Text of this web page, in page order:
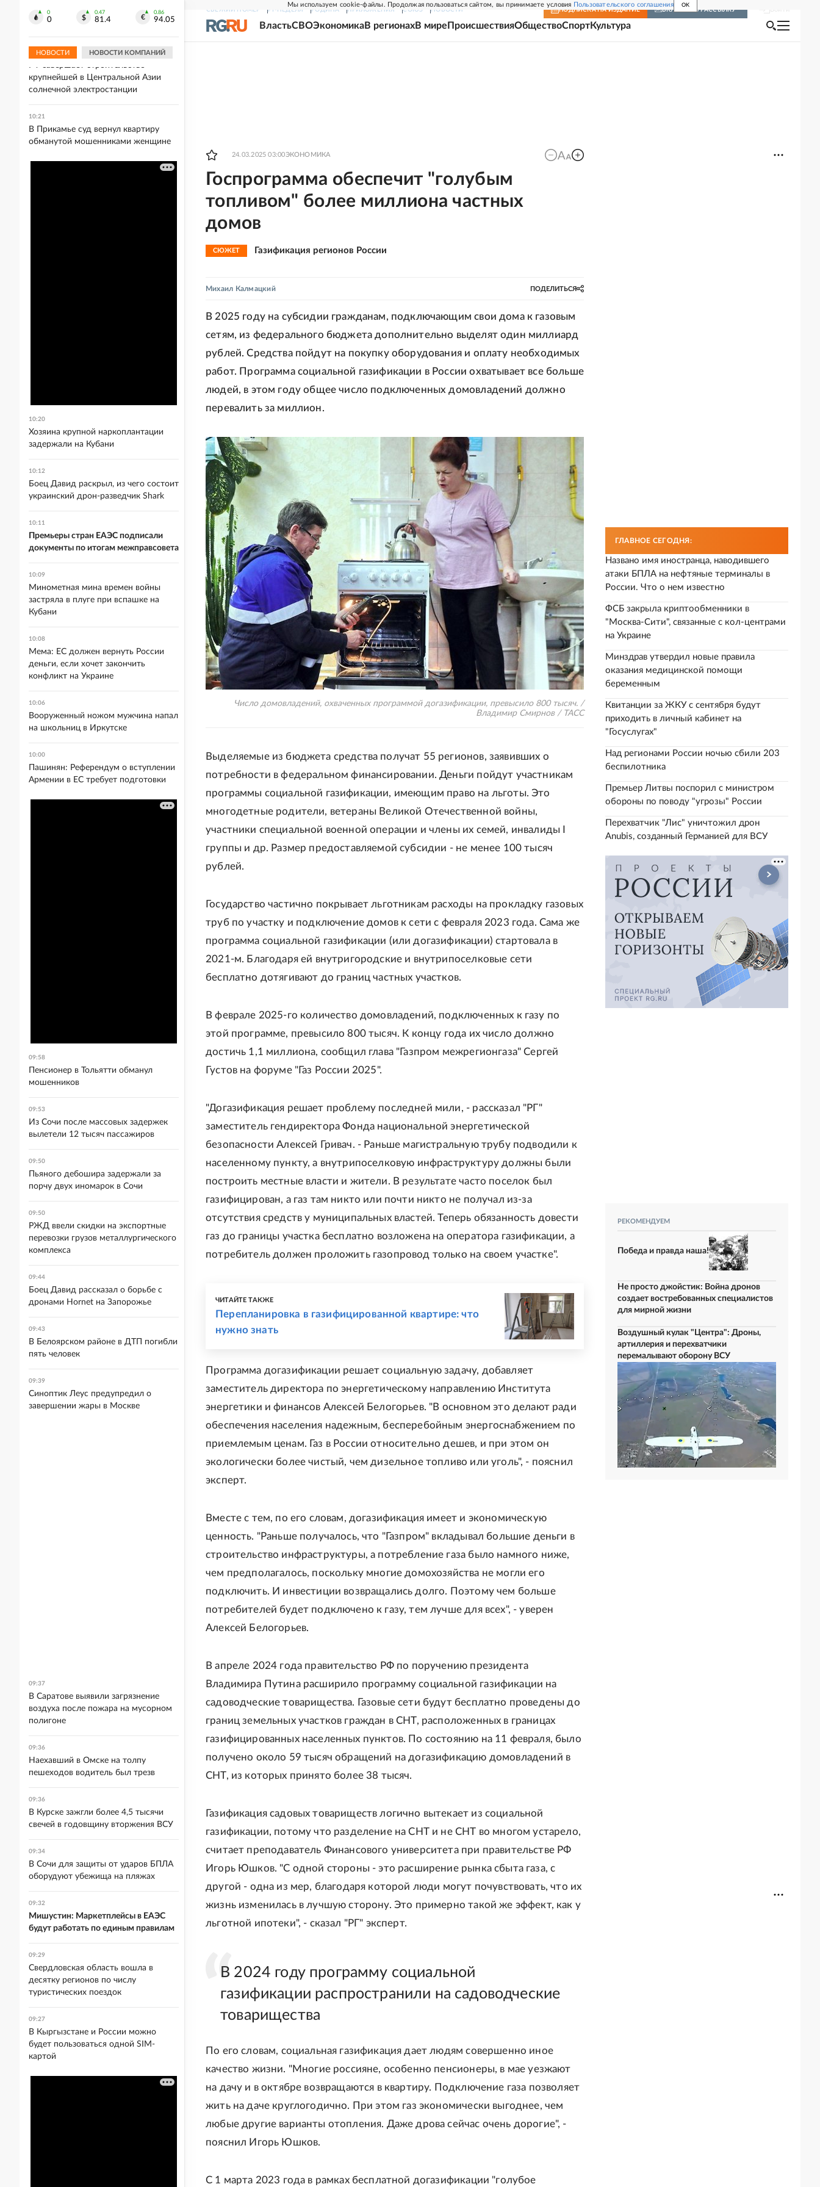
Мы используем cookie-файлы. Продолжая пользоваться сайтом, вы принимаете условия Пользовательского соглашения OK
СВЕЖИЙ НОМЕР РГ-НЕДЕЛЯ РОДИНА ПРИЛОЖЕНИЯ СОЮЗ НОВОСТИ ПОДПИСКА НА ИЗДАНИЕ ВКЛЮЧИТЬ РАССЫЛКУ
ВластьСВОЭкономикаВ регионахВ мире ПроисшествияОбществоСпортКультура
24.03.2025 03:00ЭКОНОМИКА
Госпрограмма обеспечит "голубым
топливом" более миллиона частных
домов
СЮЖЕТ Газификация регионов России
Михаил Калмацкий ПОДЕЛИТЬСЯ
В 2025 году на субсидии гражданам, подключающим свои дома к газовым
сетям, из федерального бюджета дополнительно выделят один миллиард
рублей. Средства пойдут на покупку оборудования и оплату необходимых
работ. Программа социальной газификации в России охватывает все больше
людей, в этом году общее число подключенных домовладений должно
перевалить за миллион.
Число домовладений, охваченных программой догазификации, превысило 800 тысяч. /
Владимир Смирнов / ТАСС
Выделяемые из бюджета средства получат 55 регионов, заявивших о
потребности в федеральном финансировании. Деньги пойдут участникам
программы социальной газификации, имеющим право на льготы. Это
многодетные родители, ветераны Великой Отечественной войны,
участники специальной военной операции и члены их семей, инвалиды I
группы и др. Размер предоставляемой субсидии - не менее 100 тысяч
рублей.
Государство частично покрывает льготникам расходы на прокладку газовых
труб по участку и подключение домов к сети с февраля 2023 года. Сама же
программа социальной газификации (или догазификации) стартовала в
2021-м. Благодаря ей внутригородские и внутрипоселковые сети
бесплатно дотягивают до границ частных участков.
В феврале 2025-го количество домовладений, подключенных к газу по
этой программе, превысило 800 тысяч. К концу года их число должно
достичь 1,1 миллиона, сообщил глава "Газпром межрегионгаза" Сергей
Густов на форуме "Газ России 2025".
"Догазификация решает проблему последней мили, - рассказал "РГ"
заместитель гендиректора Фонда национальной энергетической
безопасности Алексей Гривач. - Раньше магистральную трубу подводили к
населенному пункту, а внутрипоселковую инфраструктуру должны были
построить местные власти и жители. В результате часто поселок был
газифицирован, а газ там никто или почти никто не получал из-за
отсутствия средств у муниципальных властей. Теперь обязанность довести
газ до границы участка бесплатно возложена на оператора газификации, а
потребитель должен проложить газопровод только на своем участке".
ЧИТАЙТЕ ТАКЖЕ
Перепланировка в газифицированной квартире: что
нужно знать
Программа догазификации решает социальную задачу, добавляет
заместитель директора по энергетическому направлению Института
энергетики и финансов Алексей Белогорьев. "В основном это делают ради
обеспечения населения надежным, бесперебойным энергоснабжением по
приемлемым ценам. Газ в России относительно дешев, и при этом он
экологически более чистый, чем дизельное топливо или уголь", - пояснил
эксперт.
Вместе с тем, по его словам, догазификация имеет и экономическую
ценность. "Раньше получалось, что "Газпром" вкладывал большие деньги в
строительство инфраструктуры, а потребление газа было намного ниже,
чем предполагалось, поскольку многие домохозяйства не могли его
подключить. И инвестиции возвращались долго. Поэтому чем больше
потребителей будет подключено к газу, тем лучше для всех", - уверен
Алексей Белогорьев.
В апреле 2024 года правительство РФ по поручению президента
Владимира Путина расширило программу социальной газификации на
садоводческие товарищества. Газовые сети будут бесплатно проведены до
границ земельных участков граждан в СНТ, расположенных в границах
газифицированных населенных пунктов. По состоянию на 11 февраля, было
получено около 59 тысяч обращений на догазификацию домовладений в
СНТ, из которых принято более 38 тысяч.
Газификация садовых товариществ логично вытекает из социальной
газификации, потому что разделение на СНТ и не СНТ во многом устарело,
считает преподаватель Финансового университета при правительстве РФ
Игорь Юшков. "С одной стороны - это расширение рынка сбыта газа, с
другой - одна из мер, благодаря которой люди могут почувствовать, что их
жизнь изменилась в лучшую сторону. Это примерно такой же эффект, как у
льготной ипотеки", - сказал "РГ" эксперт.
В 2024 году программу социальной
газификации распространили на садоводческие
товарищества
По его словам, социальная газификация дает людям совершенно иное
качество жизни. "Многие россияне, особенно пенсионеры, в мае уезжают
на дачу и в октябре возвращаются в квартиру. Подключение газа позволяет
жить на даче круглогодично. При этом газ экономически выгоднее, чем
любые другие варианты отопления. Даже дрова сейчас очень дорогие", -
пояснил Игорь Юшков.
С 1 марта 2023 года в рамках бесплатной догазификации "голубое
ГЛАВНОЕ СЕГОДНЯ:
Названо имя иностранца, наводившего
атаки БПЛА на нефтяные терминалы в
России. Что о нем известно
ФСБ закрыла криптообменники в
"Москва-Сити", связанные с кол-центрами
на Украине
Минздрав утвердил новые правила
оказания медицинской помощи
беременным
Квитанции за ЖКУ с сентября будут
приходить в личный кабинет на
"Госуслугах"
Над регионами России ночью сбили 203
беспилотника
Премьер Литвы поспорил с министром
обороны по поводу "угрозы" России
Перехватчик "Лис" уничтожил дрон
Anubis, созданный Германией для ВСУ
РЕКОМЕНДУЕМ
Победа и правда наша!
Не просто джойстик: Война дронов
создает востребованных специалистов
для мирной жизни
Воздушный кулак "Центра": Дроны,
артиллерия и перехватчики
перемалывают оборону ВСУ
0
0
0.47
81.4
0.86
94.05
НОВОСТИ НОВОСТИ КОМПАНИЙ
электроснабжения из-за
10:26
РФ завершает строительство
крупнейшей в Центральной Азии
солнечной электростанции
10:21
В Прикамье суд вернул квартиру
обманутой мошенниками женщине
10:20
Хозяина крупной наркоплантации
задержали на Кубани
10:12
Боец Давид раскрыл, из чего состоит
украинский дрон-разведчик Shark
10:11
Премьеры стран ЕАЭС подписали
документы по итогам межправсовета
10:09
Минометная мина времен войны
застряла в плуге при вспашке на
Кубани
10:08
Мема: ЕС должен вернуть России
деньги, если хочет закончить
конфликт на Украине
10:06
Вооруженный ножом мужчина напал
на школьниц в Иркутске
10:00
Пашинян: Референдум о вступлении
Армении в ЕС требует подготовки
09:58
Пенсионер в Тольятти обманул
мошенников
09:53
Из Сочи после массовых задержек
вылетели 12 тысяч пассажиров
09:50
Пьяного дебошира задержали за
порчу двух иномарок в Сочи
09:50
РЖД ввели скидки на экспортные
перевозки грузов металлургического
комплекса
09:44
Боец Давид рассказал о борьбе с
дронами Hornet на Запорожье
09:43
В Белоярском районе в ДТП погибли
пять человек
09:39
Синоптик Леус предупредил о
завершении жары в Москве
09:37
В Саратове выявили загрязнение
воздуха после пожара на мусорном
полигоне
09:36
Наехавший в Омске на толпу
пешеходов водитель был трезв
09:36
В Курске зажгли более 4,5 тысячи
свечей в годовщину вторжения ВСУ
09:34
В Сочи для защиты от ударов БПЛА
оборудуют убежища на пляжах
09:32
Мишустин: Маркетплейсы в ЕАЭС
будут работать по единым правилам
09:29
Свердловская область вошла в
десятку регионов по числу
туристических поездок
09:27
В Кыргызстане и России можно
будет пользоваться одной SIM-
картой